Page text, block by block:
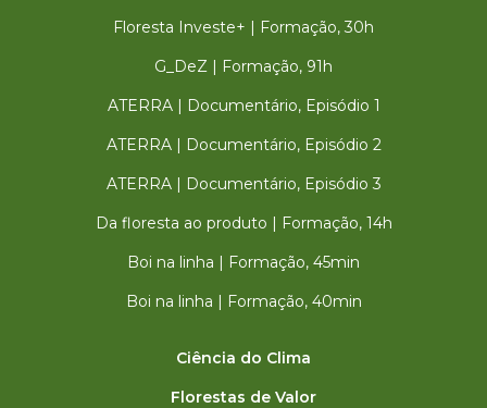
Floresta Investe+ | Formação, 30h
G_DeZ | Formação, 91h
ATERRA | Documentário, Episódio 1
ATERRA | Documentário, Episódio 2
ATERRA | Documentário, Episódio 3
Da floresta ao produto | Formação, 14h
Boi na linha | Formação, 45min
Boi na linha | Formação, 40min
Ciência do Clima
Florestas de Valor